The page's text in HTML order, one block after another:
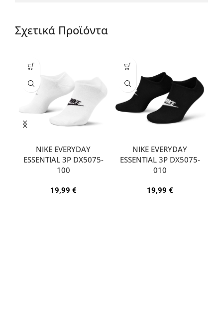
Σχετικά Προϊόντα
NIKE EVERYDAY
ESSENTIAL 3P DX5075-
100
19,99 €
NIKE EVERYDAY
ESSENTIAL 3P DX5075-
010
19,99 €